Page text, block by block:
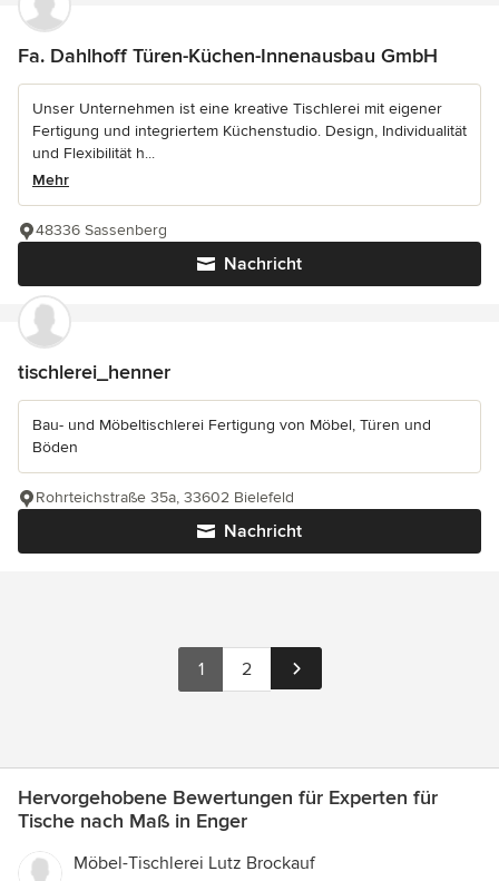
Fa. Dahlhoff Türen-Küchen-Innenausbau GmbH
Unser Unternehmen ist eine kreative Tischlerei mit eigener
Fertigung und integriertem Küchenstudio. Design, Individualität
und Flexibilität h...
Mehr
Nachricht
48336 Sassenberg
tischlerei_henner
Bau- und Möbeltischlerei Fertigung von Möbel, Türen und
Böden
Nachricht
Rohrteichstraße 35a, 33602 Bielefeld
1 2
Hervorgehobene Bewertungen für Experten für
Tische nach Maß in Enger
Möbel-Tischlerei Lutz Brockauf